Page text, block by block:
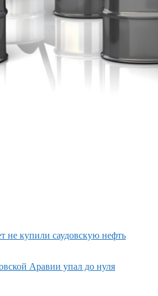
не купили саудовскую нефть
Аравии упал до нуля